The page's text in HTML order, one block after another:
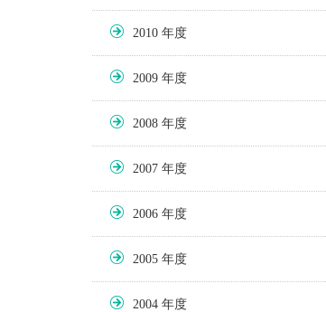
2010
2009
2008
2007
2006
2005
2004